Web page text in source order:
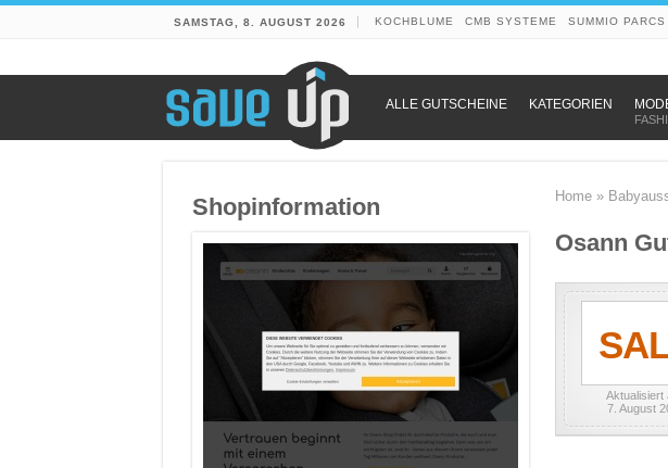
SAMSTAG, 8. AUGUST 2026 KOCHBLUME CMB SYSTEME SUMMIO PARCS
ALLE GUTSCHEINE KATEGORIEN
Home»
Osann
Aktualisiert
7. August
Shopinformation